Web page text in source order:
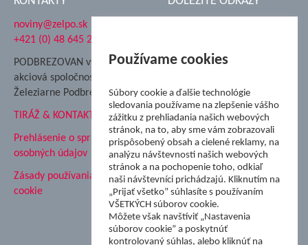
noviny@zelpo.sk
+421 (0) 48 645 2711
PODBREZOVAN vydáva
akciová spoločnosť
Železiarne Podbrezová
TIRÁŽ & KONTAKT
Prehlásenie o spracovaní
osobných údajov
Zásady používania súborov
cookie
Nadácia Železiarne
ŽP Informatika s.r.o.
ŠK Železiarne Podbrezová
Tále a.s.
Používame cookies
Súbory cookie a ďalšie technológie
sledovania používame na zlepšenie vášho
zážitku z prehliadania našich webových
stránok, na to, aby sme vám zobrazovali
prispôsobený obsah a cielené reklamy, na
analýzu návštevnosti našich webových
stránok a na pochopenie toho, odkiaľ
naši návštevníci prichádzajú. Kliknutím na
„Prijať všetko” súhlasíte s používaním
VŠETKÝCH súborov cookie.
Môžete však navštíviť „Nastavenia
súborov cookie” a poskytnúť
kontrolovaný súhlas, alebo kliknúť na